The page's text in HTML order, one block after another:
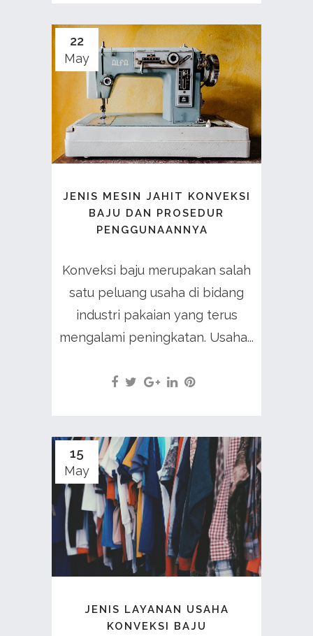
22
May
JENIS MESIN JAHIT KONVEKSI
BAJU DAN PROSEDUR
PENGGUNAANNYA
Konveksi baju merupakan salah
satu peluang usaha di bidang
industri pakaian yang terus
mengalami peningkatan. Usaha...
15
May
JENIS LAYANAN USAHA
KONVEKSI BAJU